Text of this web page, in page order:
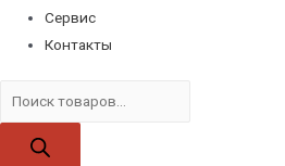
Сервис
Контакты
товаров